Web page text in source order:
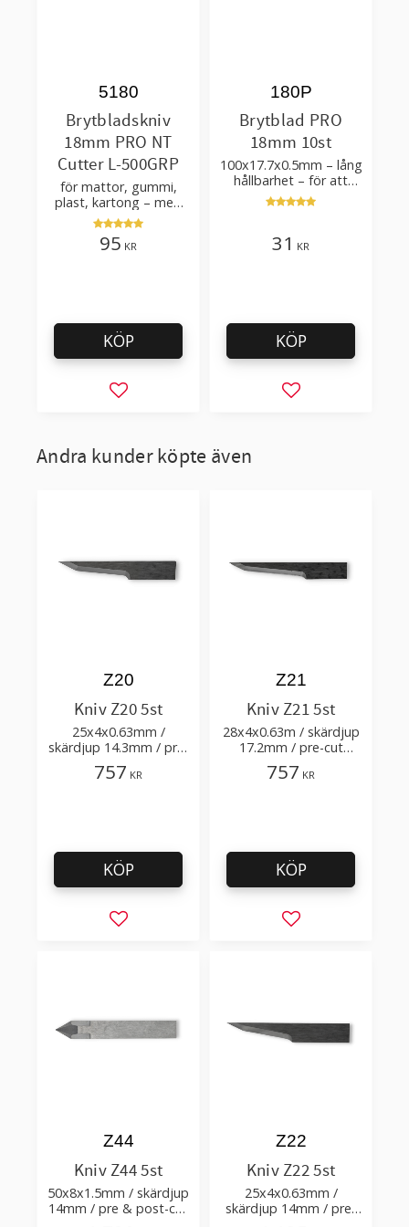
Brytbladskniv
18mm PRO NT
Cutter L-500GRP
för mattor, gummi,
plast, kartong – med
Auto-Lock-funktionen
5180
95 KR
Lägg till i favoriter
KÖP
Brytblad PRO
18mm 10st
100x17.7x0.5mm – lång
hållbarhet – för att
skära kartong, tapet
och golvmaterial
180P
31 KR
Lägg till i
KÖP
Andra kunder köpte även
Kniv Z20 5st
25x4x0.63mm /
skärdjup 14.3mm / pre-
cut 1.2+0.11xTm /
skärvinkel 63° 84°
Z20
757 KR
Lägg till i favoriter
KÖP
Kniv Z21 5st
28x4x0.63m / skärdjup
17.2mm / pre-cut
1.6+0.11xTm /
skärvinkel 63° 84°
Z21
757 KR
Lägg till i
KÖP
Kniv Z44 5st
50x8x1.5mm / skärdjup
14mm / pre & post-cut
0.58xTm / skärvinkel
Z44
Kniv Z22 5st
25x4x0.63mm /
skärdjup 14mm / pre-
cut 1.2+0.2xTm /
Z22